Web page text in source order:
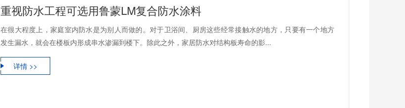
重视防水工程可选用鲁蒙LM复合防水涂料
在很大程度上，家庭室内防水是为别人而做的。对于卫浴间、厨房这些经常接触水的地方，只要有一个地方
发生漏水，就会在楼板内形成串水渗漏到楼下。除此之外，家居防水对结构板寿命的影...
详情 >>